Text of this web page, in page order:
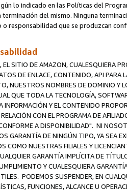
lo indicado en las Políticas del
terminación del mismo. Ninguna
responsabilidad que se produzcan
EL SITIO DE AMAZON, CUALESQUIERA
DE ENLACE, CONTENIDO, API
NUESTROS NOMBRES DE DOMINIO Y
QUE TODA LA TECNOLOGÍA,
INFORMACIÓN Y EL CONTENIDO
CON EL PROGRAMA DE
A DISPONIBILIDAD". NI
GARANTÍA DE NINGÚN TIPO, YA SEA
COMO NUESTRAS FILIALES Y
GARANTÍA IMPLÍCITA DE
Y CUALESQUIERA
PODEMOS SUSPENDER, EN
FUNCIONES, ALCANCE U